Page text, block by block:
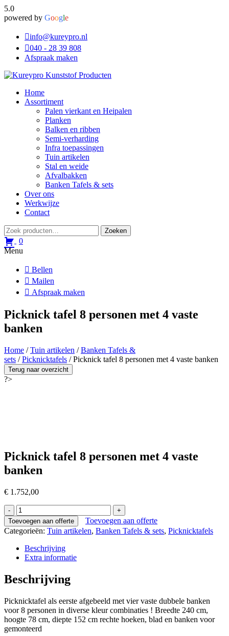
5.0
powered by Google
info@kureypro.nl
040 - 28 39 808
Afspraak maken
Home
Assortiment
Palen vierkant en Heipalen
Planken
Balken en ribben
Semi-verharding
Infra toepassingen
Tuin artikelen
Stal en weide
Afvalbakken
Banken Tafels & sets
Over ons
Werkwijze
Contact
Zoeken
naar:
Zoeken
0
Menu
Bellen
Mailen
Afspraak maken
Picknick tafel 8 personen met 4 vaste
banken
Home /Tuin artikelen /Banken Tafels &
sets /Picknicktafels / Picknick tafel 8 personen met 4 vaste banken
Terug naar overzicht
?>
Picknick tafel 8 personen met 4 vaste
banken
€ 1.752,00
Picknick
tafel
8
personen
banken
aantal
Toevoegen aan offerte
Toevoegen aan offerte
Categorieën: Tuin artikelen, Banken Tafels & sets, Picknicktafels
Beschrijving
Extra informatie
Beschrijving
Picknicktafel als eerste afgebeeld met vier vaste dubbele banken
voor 8 personen in diverse kleur combinaties ! Breedte 240 cm,
hoogte 78 cm, diepte 152 cm rechte hoeken, blad en banken voor
gemonteerd